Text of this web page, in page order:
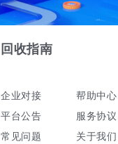
回收指南
企业对接
平台公告
常见问题
帮助中心
服务协议
关于我们